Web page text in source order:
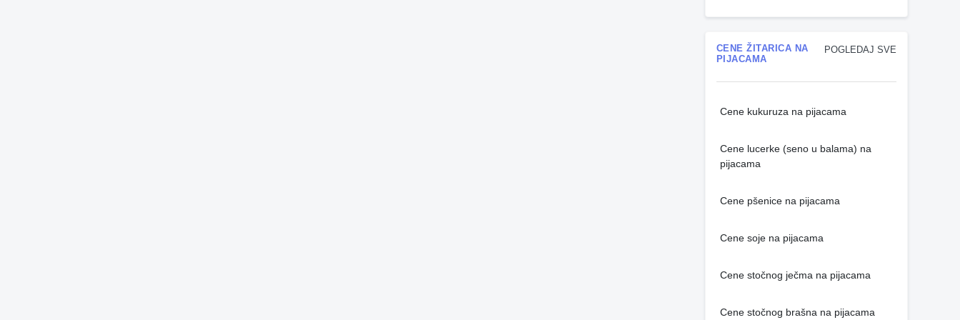
POGLEDAJ SVE
CENE ŽITARICA NA
PIJACAMA
Cene kukuruza na pijacama
Cene lucerke (seno u balama) na
pijacama
Cene pšenice na pijacama
Cene soje na pijacama
Cene stočnog ječma na pijacama
Cene stočnog brašna na pijacama